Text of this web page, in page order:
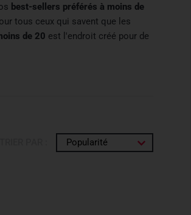
best-sellers préférés à moins de
tous ceux qui savent que les
de 20 est l'endroit créé pour de
Popularité